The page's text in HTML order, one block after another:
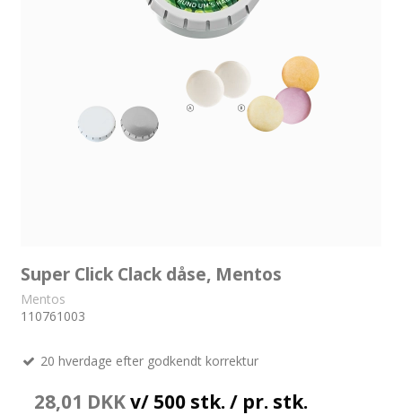
Super Click Clack dåse, Mentos
Mentos
110761003
20 hverdage efter godkendt korrektur
28,01 DKKv/ 500 stk. / pr. stk.